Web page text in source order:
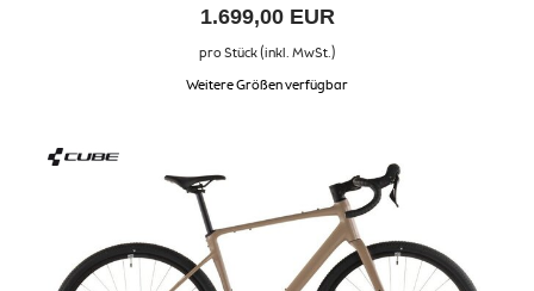
1.699,00 EUR
pro Stück (inkl. MwSt.)
Weitere Größen verfügbar